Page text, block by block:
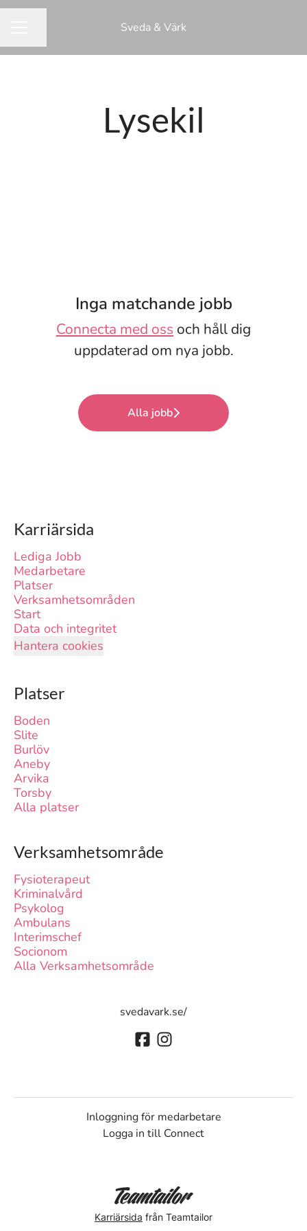
Sveda & Värk
Lysekil
Inga matchande jobb
Connecta med oss och håll dig
uppdaterad om nya jobb.
Alla jobb
Karriärsida
Lediga Jobb
Medarbetare
Platser
Verksamhetsområden
Start
Data och integritet
Hantera cookies
Platser
Boden
Slite
Burlöv
Aneby
Arvika
Torsby
Alla platser
Verksamhetsområde
Fysioterapeut
Kriminalvård
Psykolog
Ambulans
Interimschef
Socionom
Alla Verksamhetsområde
svedavark.se/
Inloggning för medarbetare
Logga in till Connect
Karriärsida från Teamtailor